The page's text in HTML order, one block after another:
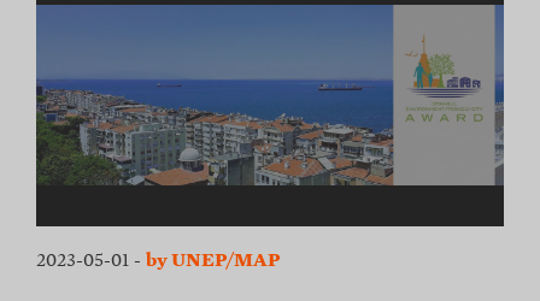
2023-05-01 - by UNEP/MAP